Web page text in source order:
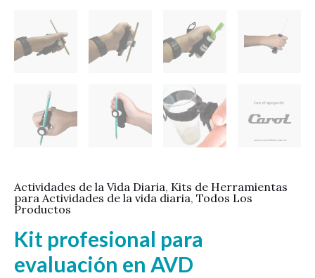
Actividades de la Vida Diaria, Kits de Herramientas
para Actividades de la vida diaria, Todos Los
Productos
Kit profesional para
evaluación en AVD